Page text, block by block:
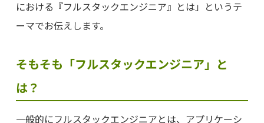
における『フルスタックエンジニア』とは」というテ
ーマでお伝えします。
そもそも「フルスタックエンジニア」と
は？
一般的にフルスタックエンジニアとは、アプリケーシ